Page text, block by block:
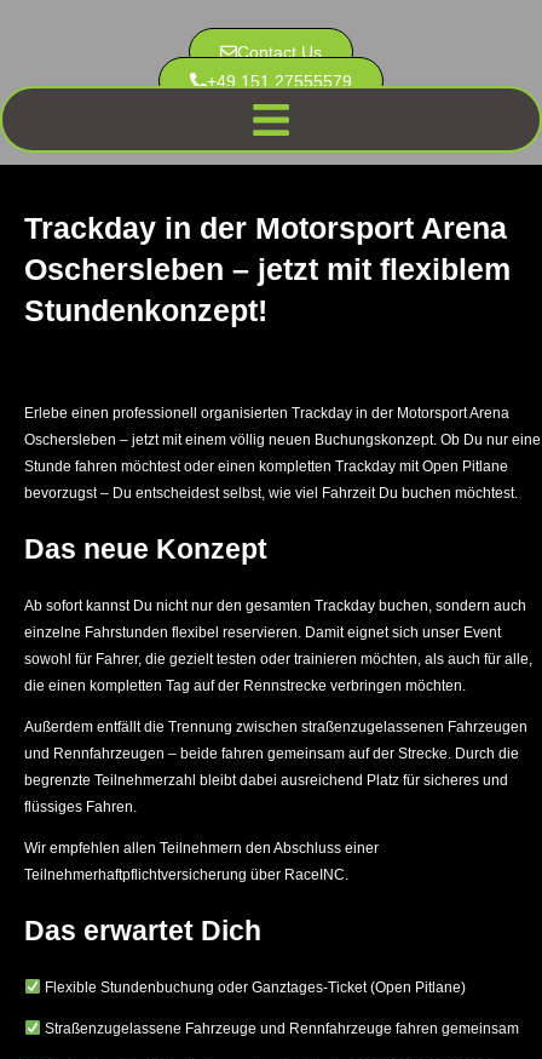
Contact Us
+49 151 27555579
Trackday in der Motorsport Arena
Oschersleben – jetzt mit flexiblem
Stundenkonzept!
Erlebe einen professionell organisierten Trackday in der Motorsport Arena
Oschersleben – jetzt mit einem völlig neuen Buchungskonzept. Ob Du nur eine
Stunde fahren möchtest oder einen kompletten Trackday mit Open Pitlane
bevorzugst – Du entscheidest selbst, wie viel Fahrzeit Du buchen möchtest.
Das neue Konzept
Ab sofort kannst Du nicht nur den gesamten Trackday buchen, sondern auch
einzelne Fahrstunden flexibel reservieren. Damit eignet sich unser Event
sowohl für Fahrer, die gezielt testen oder trainieren möchten, als auch für alle,
die einen kompletten Tag auf der Rennstrecke verbringen möchten.
Außerdem entfällt die Trennung zwischen straßenzugelassenen Fahrzeugen
und Rennfahrzeugen – beide fahren gemeinsam auf der Strecke. Durch die
begrenzte Teilnehmerzahl bleibt dabei ausreichend Platz für sicheres und
flüssiges Fahren.
Wir empfehlen allen Teilnehmern den Abschluss einer
Teilnehmerhaftpflichtversicherung über RaceINC.
Das erwartet Dich
Flexible Stundenbuchung oder Ganztages-Ticket (Open Pitlane)
Straßenzugelassene Fahrzeuge und Rennfahrzeuge fahren gemeinsam